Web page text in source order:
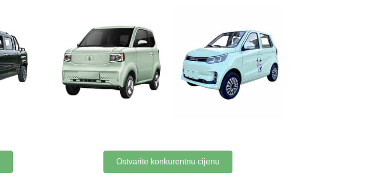
Ostvarite konkurentnu cijenu